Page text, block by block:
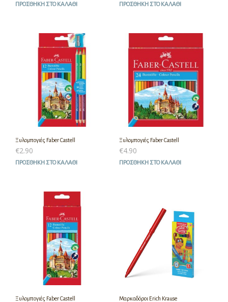
ΠΡΟΣΘΉΚΗ ΣΤΟ ΚΑΛΆΘΙ ΠΡΟΣΘΉΚΗ ΣΤΟ ΚΑΛΆΘΙ
Ξυλομπογιές Faber Castell
€2.90
ΠΡΟΣΘΉΚΗ ΣΤΟ ΚΑΛΆΘΙ
Ξυλομπογιές Faber Castell
€4.90
ΠΡΟΣΘΉΚΗ ΣΤΟ ΚΑΛΆΘΙ
Ξυλομπογιές Faber Castell Μαρκαδόροι Erich Krause